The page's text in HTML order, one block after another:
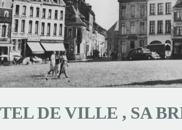
DE VILLE , SA